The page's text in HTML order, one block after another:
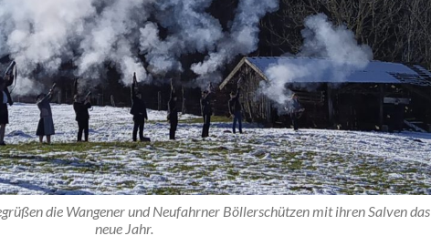
die Wangener und Neufahrner Böllerschützen mit ihren Salven das
neue Jahr.